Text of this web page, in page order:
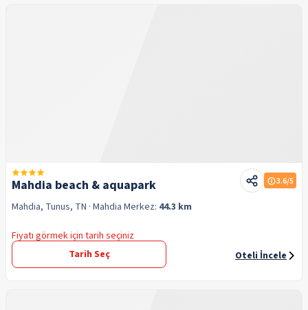
Mahdia beach & aquapark 3.6/5
Mahdia, Tunus, TN · Mahdia Merkez: 44.3 km
Fiyatı görmek için tarih seçiniz
Tarih Seç
Oteli İncele